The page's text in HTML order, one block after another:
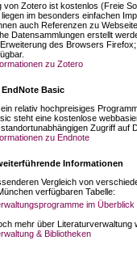
von Zotero ist kostenlos (Freie
liegen im besonders einfachen
auch Referenzen zu
Datensammlungen erstellt
des Browsers
zu Zotero
Basic
relativ hochpreisiges
steht eine kostenlose
Zugriff auf
zu Endnote
Informationen
Vergleich von
verfügbaren Tabelle:
im Überblick
mehr über Literaturverwaltung
& Bibliotheken